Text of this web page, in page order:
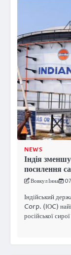
NEWS
Індія
посилення
Вовкул Інна
Індійський
Corp. (IОC)
російської